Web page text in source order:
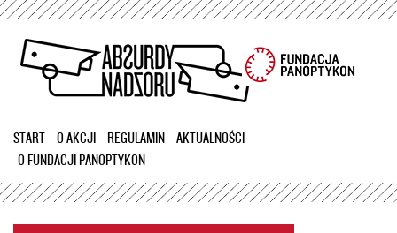
Przejdź
treści
START O AKCJI REGULAMIN
AKTUALNOŚCI
O FUNDACJI PANOPTYKON